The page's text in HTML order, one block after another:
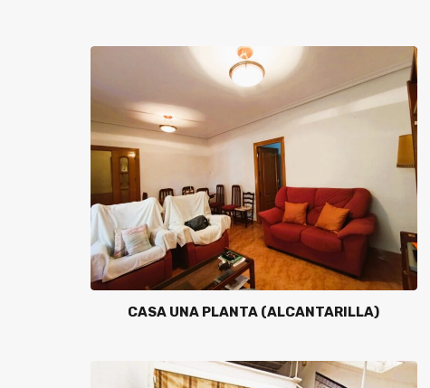
CASA UNA PLANTA (ALCANTARILLA)